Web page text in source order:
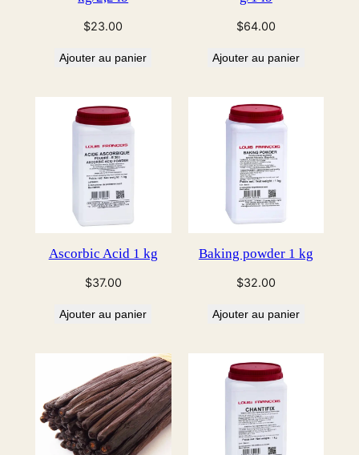
$23.00
Ajouter au panier
$64.00
Ajouter au panier
Ascorbic Acid 1 kg
$37.00
Ajouter au panier
Baking powder 1 kg
$32.00
Ajouter au panier